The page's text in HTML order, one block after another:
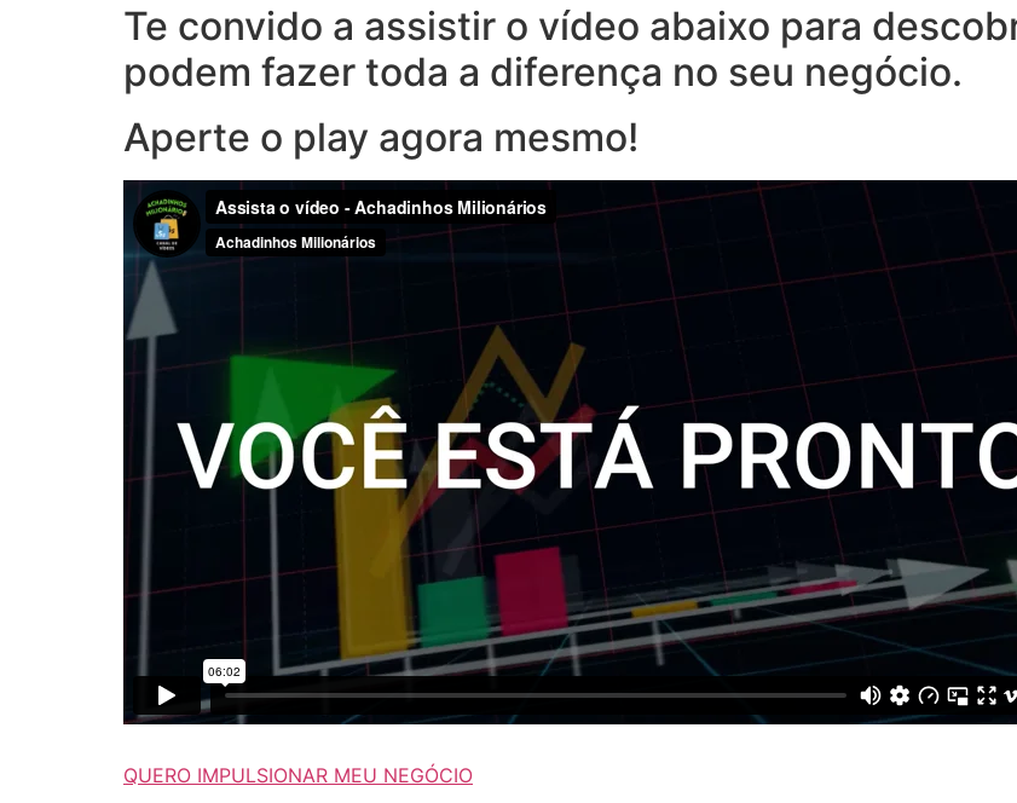
Te convido a assistir o vídeo abaixo para
podem fazer toda a diferença no seu negócio.
Aperte o play agora mesmo!
QUERO IMPULSIONAR MEU NEGÓCIO